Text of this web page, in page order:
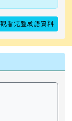
觀看完整成語資料